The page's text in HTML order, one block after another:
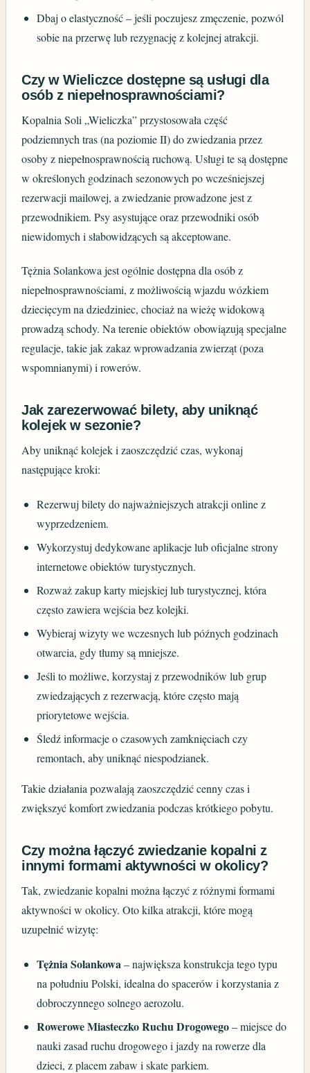
Dbaj o elastyczność – jeśli poczujesz zmęczenie, pozwól
sobie na przerwę lub rezygnację z kolejnej atrakcji.
Czy w Wieliczce dostępne są usługi dla
osób z niepełnosprawnościami?
Kopalnia Soli „Wieliczka” przystosowała część
podziemnych tras (na poziomie II) do zwiedzania przez
osoby z niepełnosprawnością ruchową. Usługi te są dostępne
w określonych godzinach sezonowych po wcześniejszej
rezerwacji mailowej, a zwiedzanie prowadzone jest z
przewodnikiem. Psy asystujące oraz przewodniki osób
niewidomych i słabowidzących są akceptowane.
Tężnia Solankowa jest ogólnie dostępna dla osób z
niepełnosprawnościami, z możliwością wjazdu wózkiem
dziecięcym na dziedziniec, chociaż na wieżę widokową
prowadzą schody. Na terenie obiektów obowiązują specjalne
regulacje, takie jak zakaz wprowadzania zwierząt (poza
wspomnianymi) i rowerów.
Jak zarezerwować bilety, aby uniknąć
kolejek w sezonie?
Aby uniknąć kolejek i zaoszczędzić czas, wykonaj
następujące kroki:
Rezerwuj bilety do najważniejszych atrakcji online z
wyprzedzeniem.
Wykorzystuj dedykowane aplikacje lub oficjalne strony
internetowe obiektów turystycznych.
Rozważ zakup karty miejskiej lub turystycznej, która
często zawiera wejścia bez kolejki.
Wybieraj wizyty we wczesnych lub późnych godzinach
otwarcia, gdy tłumy są mniejsze.
Jeśli to możliwe, korzystaj z przewodników lub grup
zwiedzających z rezerwacją, które często mają
priorytetowe wejścia.
Śledź informacje o czasowych zamknięciach czy
remontach, aby uniknąć niespodzianek.
Takie działania pozwalają zaoszczędzić cenny czas i
zwiększyć komfort zwiedzania podczas krótkiego pobytu.
Czy można łączyć zwiedzanie kopalni z
innymi formami aktywności w okolicy?
Tak, zwiedzanie kopalni można łączyć z różnymi formami
aktywności w okolicy. Oto kilka atrakcji, które mogą
uzupełnić wizytę:
Tężnia Solankowa– największa konstrukcja tego typu
na południu Polski, idealna do spacerów i korzystania z
dobroczynnego solnego aerozolu.
Rowerowe Miasteczko Ruchu Drogowego– miejsce do
nauki zasad ruchu drogowego i jazdy na rowerze dla
dzieci, z placem zabaw i skate parkiem.